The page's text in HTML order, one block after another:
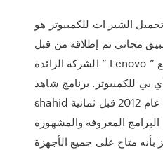
الشير ات للكمبيوتر هو
مجاني تم إطلاقه من قبل
الشركة الرائدة ” Lenovo ” حيث انه يقوم بنقل جميع
بي للكمبيوتر. برنامج شاهد
shahid أول ما أطلق كان فى عام 2012 قبل ثمانية
المعروفة والمشهورة
بأنه متاح على جميع الأجهزة